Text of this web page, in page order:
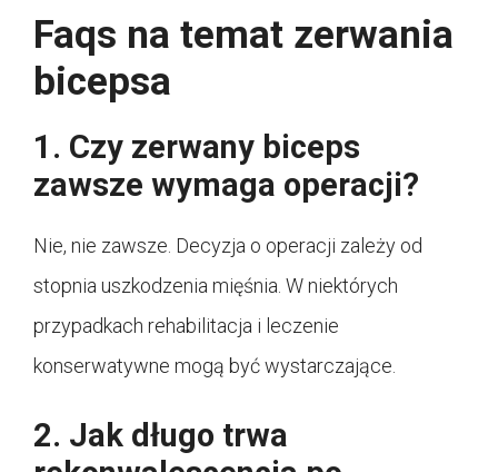
Faqs na temat zerwania
bicepsa
1. Czy zerwany biceps
zawsze wymaga operacji?
Nie, nie zawsze. Decyzja o operacji zależy od
stopnia uszkodzenia mięśnia. W niektórych
przypadkach rehabilitacja i leczenie
konserwatywne mogą być wystarczające.
2. Jak długo trwa